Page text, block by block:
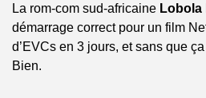
La rom-com sud-africaine Lobola
démarrage correct pour un film
d’EVCs en 3 jours, et sans que
Bien.